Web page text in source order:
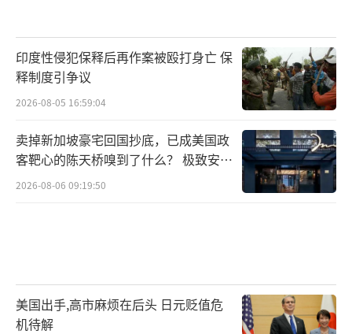
印度性侵犯保释后再作案被殴打身亡 保
释制度引争议
2026-08-05 16:59:04
卖掉新加坡豪宅回国抄底，已成美国政
客靶心的陈天桥嗅到了什么？ 极致安全
的追寻
2026-08-06 09:19:50
美国出手,高市麻烦在后头 日元贬值危
机待解